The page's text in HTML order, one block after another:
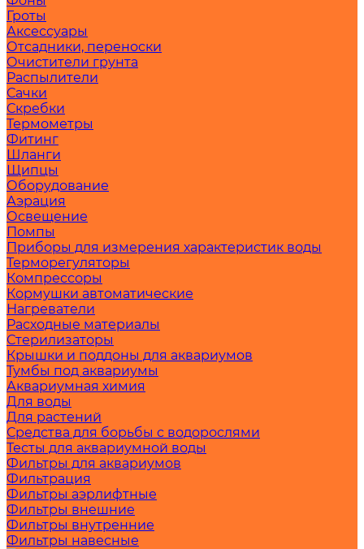
Гроты
Аксессуары
Отсадники, переноски
Очистители грунта
Распылители
Сачки
Скребки
Термометры
Фитинг
Шланги
Щипцы
Оборудование
Аэрация
Освещение
Помпы
Приборы для измерения характеристик воды
Терморегуляторы
Компрессоры
Кормушки автоматические
Нагреватели
Расходные материалы
Стерилизаторы
Крышки и поддоны для аквариумов
Тумбы под аквариумы
Аквариумная химия
Для воды
Для растений
Средства для борьбы с водорослями
Тесты для аквариумной воды
Фильтры для аквариумов
Фильтрация
Фильтры аэрлифтные
Фильтры внешние
Фильтры внутренние
Фильтры навесные